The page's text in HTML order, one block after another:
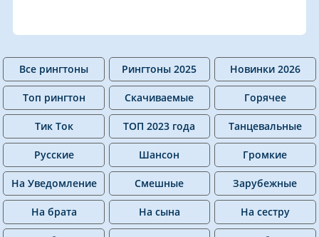
Все рингтоны Рингтоны 2025 Новинки 2026
Топ рингтон Скачиваемые Горячее
Тик Ток ТОП 2023 года Танцевальные
Русские Шансон Громкие
На Уведомление Смешные Зарубежные
На брата На сына На сестру